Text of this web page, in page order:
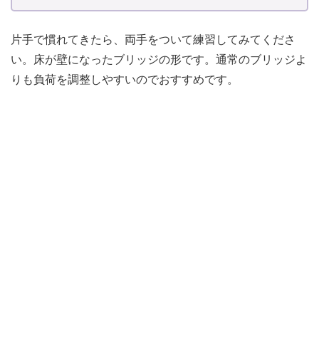
片手で慣れてきたら、両手をついて練習してみてくださ
い。床が壁になったブリッジの形です。通常のブリッジよ
りも負荷を調整しやすいのでおすすめです。